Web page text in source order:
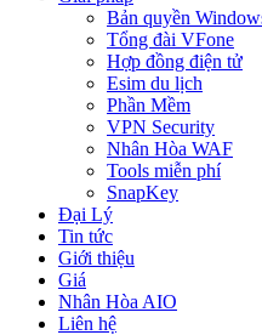
Bản quyền
Tổng đài VFone
Hợp đồng điện tử
Esim du lịch
Phần Mềm
VPN Security
Nhân Hòa WAF
Tools miễn phí
SnapKey
Đại Lý
Tin tức
Giới thiệu
Giá
Nhân Hòa AIO
Liên hệ